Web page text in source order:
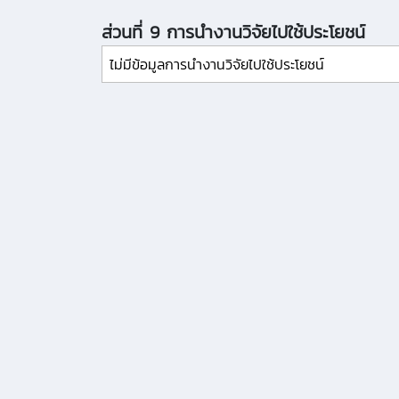
ส่วนที่ 9 การนำงานวิจัยไปใช้ประโยชน์
ไม่มีข้อมูลการนำงานวิจัยไปใช้ประโยชน์